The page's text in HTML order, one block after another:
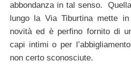
abbondanza in tal senso.
lungo la Via Tiburtina mette
novità ed è perfino fornito di
capi intimi o per
non certo sconosciute.